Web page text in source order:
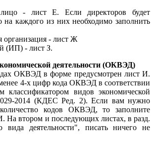
лицо - лист Е. Если директоров будет
на каждого из них необходимо заполнить
организация - лист Ж
(ИП) - лист З.
деятельности (ОКВЭД)
ОКВЭД в форме предусмотрен лист И.
4-х цифр кода ОКВЭД в соответствии
классификатором видов экономической
029-2014 (КДЕС Ред. 2). Если вам нужно
кодов ОКВЭД, то заполните
На втором и последующих листах, в разд.
вида деятельности", писать ничего не